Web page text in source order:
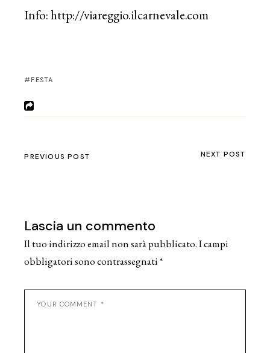
Info: http://viareggio.ilcarnevale.com
FESTA
PREVIOUS POST NEXT POST
Lascia un commento
Il tuo indirizzo email non sarà pubblicato.I campi
obbligatori sono contrassegnati*